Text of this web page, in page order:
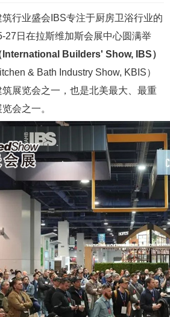
业盛会IBS专注于厨房卫浴行业的
27日在拉斯维加斯会展中心圆满举
International Builders' Show, IBS）
& Bath Industry Show, KBIS）
展览会之一，也是北美最大、最重
会之一。